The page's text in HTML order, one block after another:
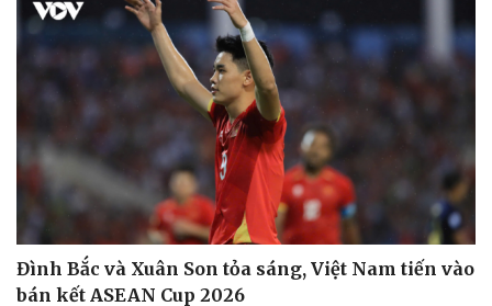
Đình Bắc và Xuân Son tỏa sáng, Việt Nam tiến vào
bán kết ASEAN Cup 2026